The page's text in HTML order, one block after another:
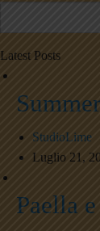
Latest Posts
StudioLime
Luglio 21,
Paella